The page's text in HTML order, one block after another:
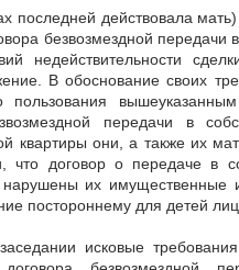
последней действовала
безвозмездной передачи
недействительности
В обоснование своих
пользования
передачи в
квартиры они, а также их
что договор о передаче в
нарушены их
постороннему для детей
исковые